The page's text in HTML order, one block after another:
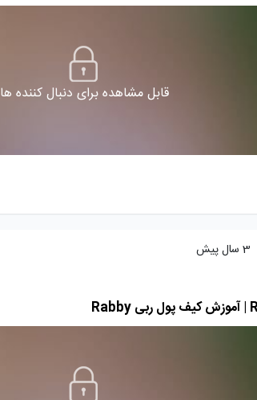
قابل مشاهده برای دنبال کننده ها
3 سال پیش